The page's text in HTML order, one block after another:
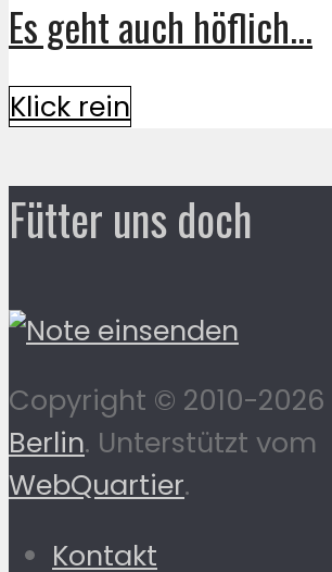
Es geht auch höflich...
Klick rein
Fütter uns doch
Copyright © 2010-2026
Berlin. Unterstützt vom
WebQuartier.
Kontakt